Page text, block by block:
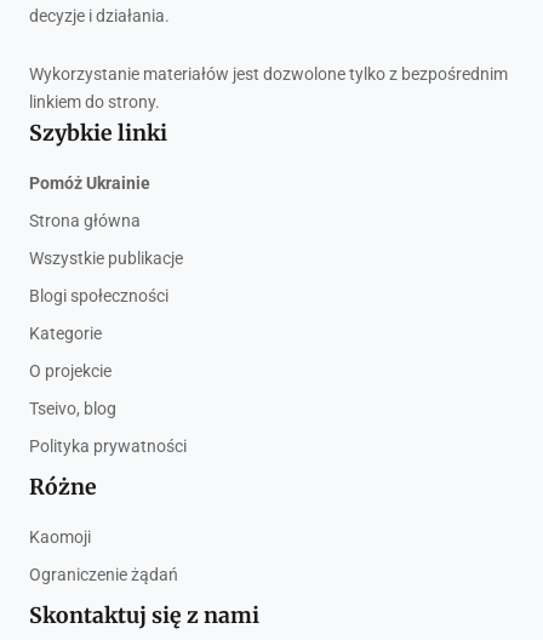
decyzje i działania.
Wykorzystanie materiałów jest dozwolone tylko z bezpośrednim
linkiem do strony.
Szybkie linki
Pomóż Ukrainie
Strona główna
Wszystkie publikacje
Blogi społeczności
Kategorie
O projekcie
Tseivo, blog
Polityka prywatności
Różne
Kaomoji
Ograniczenie żądań
Skontaktuj się z nami